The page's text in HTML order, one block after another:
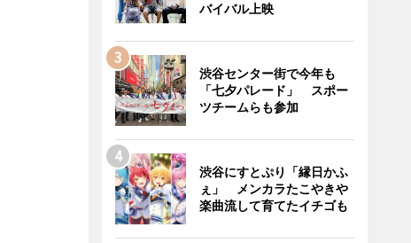
バイバル上映
渋谷センター街で今年も
「七夕パレード」 スポー
ツチームらも参加
渋谷にすとぷり「縁日かふ
ぇ」 メンカラたこやきや
楽曲流して育てたイチゴも